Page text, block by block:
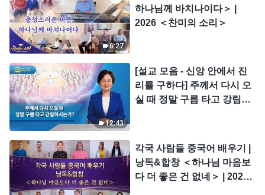
6:27
하나님께 바치나이다＞ |
2026 ＜찬미의 소리＞
12:43
[설교 모음 - 신앙 안에서 진
리를 구하다] 주께서 다시 오
실 때 정말 구름 타고 강림하
각국 사람들 중국어 배우기 |
낭독&합창 ＜하나님 마음보
다 더 좋은 건 없네＞ | 2026